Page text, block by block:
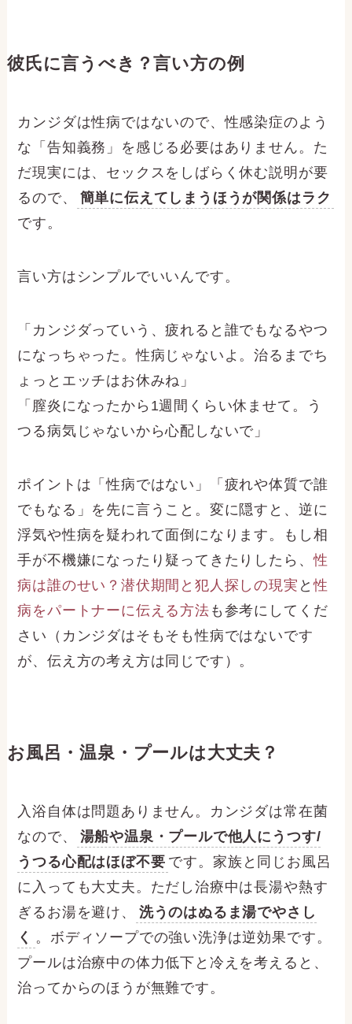
彼氏に言うべき？言い方の例
カンジダは性病ではないので、性感染症のよう
な「告知義務」を感じる必要はありません。た
だ現実には、セックスをしばらく休む説明が要
るので、
簡単に伝えてしまうほうが関係はラク
です。
言い方はシンプルでいいんです。
「カンジダっていう、疲れると誰でもなるやつ
になっちゃった。性病じゃないよ。治るまでち
ょっとエッチはお休みね」
「膣炎になったから1週間くらい休ませて。う
つる病気じゃないから心配しないで」
ポイントは「性病ではない」「疲れや体質で誰
でもなる」を先に言うこと。変に隠すと、逆に
浮気や性病を疑われて面倒になります。もし相
手が不機嫌になったり疑ってきたりしたら、性
病は誰のせい？潜伏期間と犯人探しの現実 と性
病をパートナーに伝える方法 も参考にしてくだ
さい（カンジダはそもそも性病ではないです
が、伝え方の考え方は同じです）。
お風呂・温泉・プールは大丈夫？
入浴自体は問題ありません。カンジダは常在菌
なので、
湯船や温泉・プールで他人にうつす/
うつる心配はほぼ不要 です。家族と同じお風呂
に入っても大丈夫。ただし治療中は長湯や熱す
ぎるお湯を避け、
洗うのはぬるま湯でやさし
く 。ボディソープでの強い洗浄は逆効果です。
プールは治療中の体力低下と冷えを考えると、
治ってからのほうが無難です。